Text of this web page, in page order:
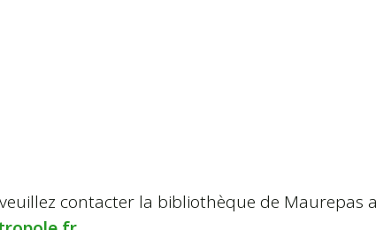
contacter la bibliothèque de Maurepas